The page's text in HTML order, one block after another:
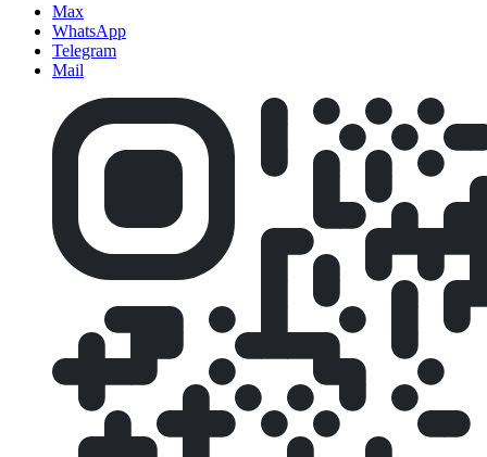
Max
WhatsApp
Telegram
Mail